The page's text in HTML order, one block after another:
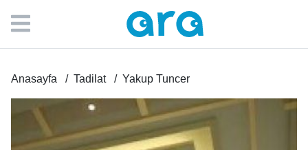
Anasayfa Tadilat Yakup Tuncer